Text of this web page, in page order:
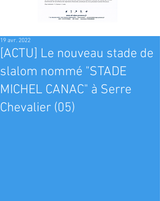
[ACTU] Le nouveau stade de
slalom nommé "STADE
MICHEL CANAC" à Serre
Chevalier (05)
19 avr. 2022